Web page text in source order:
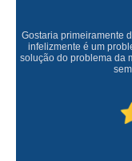
Gostaria primeiramente
infelizmente é um
solução do problema da